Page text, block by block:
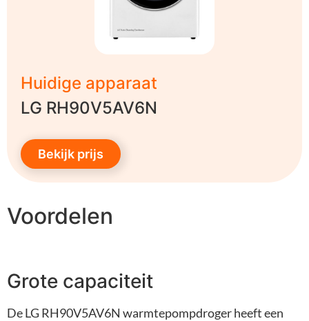
Huidige apparaat
LG RH90V5AV6N
Bekijk prijs
Voordelen
Grote capaciteit
De LG RH90V5AV6N warmtepompdroger heeft een